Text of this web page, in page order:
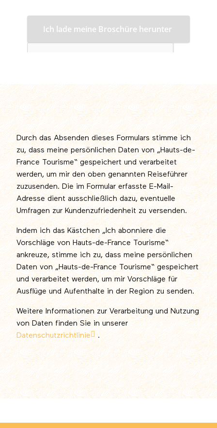
Durch das Absenden dieses Formulars stimme ich
zu, dass meine persönlichen Daten von „Hauts-de-
France Tourisme“ gespeichert und verarbeitet
werden, um mir den oben genannten Reiseführer
zuzusenden. Die im Formular erfasste E-Mail-
Adresse dient ausschließlich dazu, eventuelle
Umfragen zur Kundenzufriedenheit zu versenden.
Indem ich das Kästchen „Ich abonniere die
Vorschläge von Hauts-de-France Tourisme“
ankreuze, stimme ich zu, dass meine persönlichen
Daten von „Hauts-de-France Tourisme“ gespeichert
und verarbeitet werden, um mir Vorschläge für
Ausflüge und Aufenthalte in der Region zu senden.
Weitere Informationen zur Verarbeitung und Nutzung
von Daten finden Sie in unserer
Datenschutzrichtlinie
.